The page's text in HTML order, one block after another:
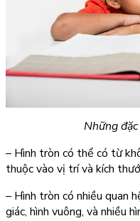
Những
– Hình tròn có thể có từ
thuộc vào vị trí và kích
– Hình tròn có nhiều quan
giác, hình vuông, và nhiều